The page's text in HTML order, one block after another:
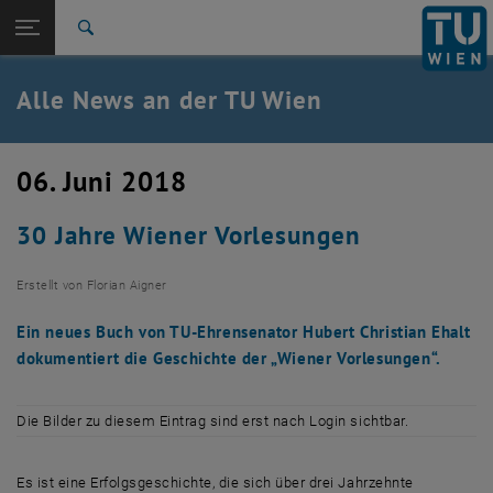
TU Login
Quicklinks
Quicklinks-Menü umschalten
Studium
Karriere
Zurück: Subseiten von TU Wien Startseite auflisten
Zurück zur letzten Ebene:
TU Wien Startseite
Übersicht
Alle News an der TU Wien
06. Juni 2018
30 Jahre Wiener Vorlesungen
Erstellt von Florian Aigner
Ein neues Buch von TU-Ehrensenator Hubert Christian Ehalt
dokumentiert die Geschichte der „Wiener Vorlesungen“.
Die Bilder zu diesem Eintrag sind erst nach Login sichtbar.
Es ist eine Erfolgsgeschichte, die sich über drei Jahrzehnte